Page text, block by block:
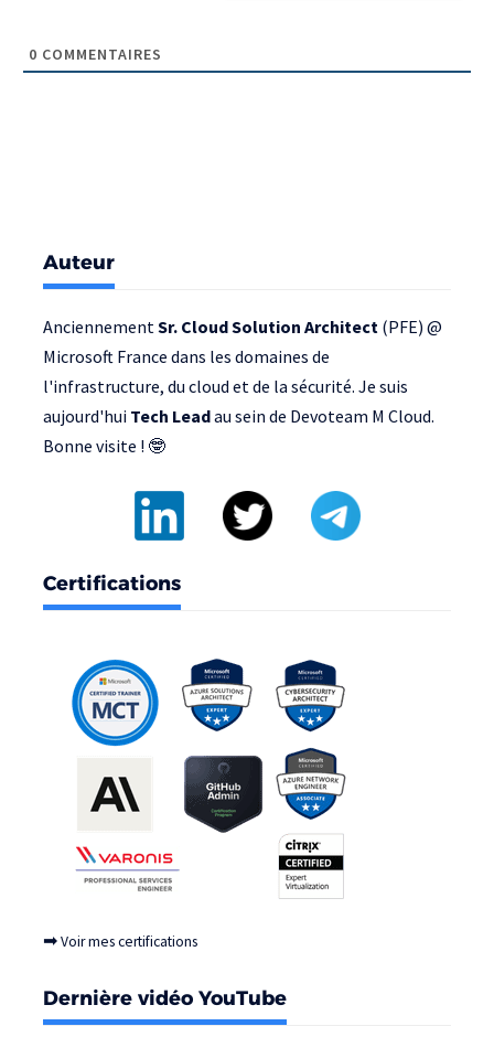
0 COMMENTAIRES
Auteur
AnciennementSr. Cloud Solution Architect (PFE) @
Microsoft France dans les domaines de
l'infrastructure, du cloud et de la sécurité. Je suis
aujourd'hui Tech Leadau sein de Devoteam M Cloud.
Bonne visite ! 🤓
Certifications
➡Voir mes certifications
Dernière vidéo YouTube